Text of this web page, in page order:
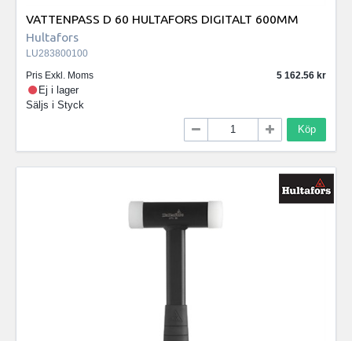
VATTENPASS D 60 HULTAFORS DIGITALT 600MM
Hultafors
LU283800100
Pris Exkl. Moms
5 162.56
Ej i lager
Säljs i Styck
Köp